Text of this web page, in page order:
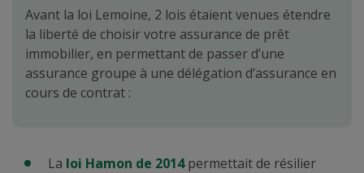
Avant la loi Lemoine, 2 lois étaient venues étendre
la liberté de choisir votre assurance de prêt
immobilier, en permettant de passer d’une
assurance groupe à une délégation d’assurance en
cours de contrat :
La loi Hamon de 2014permettait de résilier